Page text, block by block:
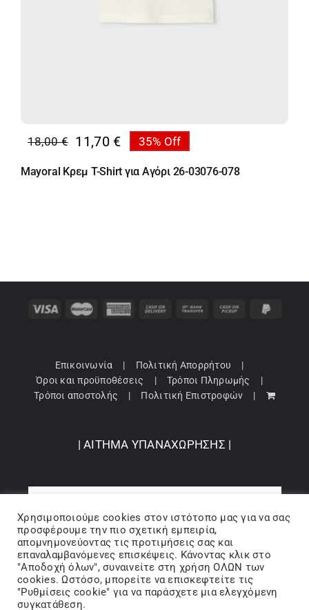
18,00€
Original
price
was:
11,70 €
Η
τρέχουσα
τιμή
35% Off
Mayoral Κρεμ T-Shirt για Αγόρι 26-03076-078
Επικοινωνία
Πολιτική Απορρήτου
Όροι και προϋποθέσεις
Τρόποι Πληρωμής
Τρόποι αποστολής
Πολιτική Επιστροφών
| ΑΙΤΗΜΑ ΥΠΑΝΑΧΩΡΗΣΗΣ |
Copyright 2024 © Barbopoulos store - All Rights Reserved |
Χρησιμοποιούμε cookies στον ιστότοπo μας για να σας
προσφέρουμε την πιο σχετική εμπειρία,
απομνημονεύοντας τις προτιμήσεις σας και
επαναλαμβανόμενες επισκέψεις. Κάνοντας κλικ στο
"Αποδοχή όλων", συναινείτε στη χρήση ΟΛΩΝ των
cookies. Ωστόσο, μπορείτε να επισκεφτείτε τις
"Ρυθμίσεις cookie" για να παράσχετε μια ελεγχόμενη
συγκατάθεση.